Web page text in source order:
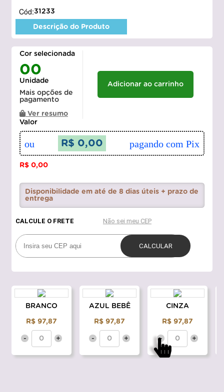
Cód:31233
Descrição do Produto
Cor selecionada
00
Unidade
Mais opções de
pagamento
Ver resumo
Adicionar ao carrinho
Valor
ou R$ 0,00 pagando com Pix
R$ 0,00
Disponibilidade em até de 8 dias úteis + prazo de
entrega
BRANCO
R$ 97,87
- +
AZUL BEBÊ
R$ 97,87
- +
CINZA
R$ 97,87
- +